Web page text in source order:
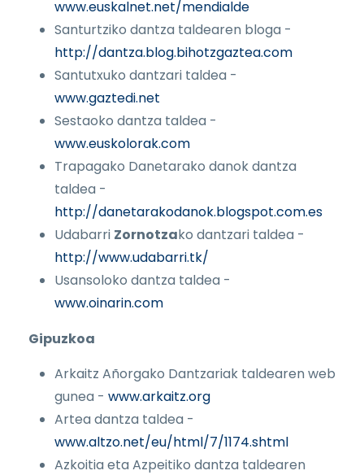
www.euskalnet.net/mendialde
Santurtziko dantza taldearen bloga -
http://dantza.blog.bihotzgaztea.com
Santutxuko dantzari taldea -
www.gaztedi.net
Sestaoko dantza taldea -
www.euskolorak.com
Trapagako Danetarako danok dantza
taldea -
http://danetarakodanok.blogspot.com.es
Udabarri Zornotzako dantzari taldea -
http://www.udabarri.tk/
Usansoloko dantza taldea -
www.oinarin.com
Gipuzkoa
Arkaitz Añorgako Dantzariak taldearen web
gunea - www.arkaitz.org
Artea dantza taldea -
www.altzo.net/eu/html/7/1174.shtml
Azkoitia eta Azpeitiko dantza taldearen